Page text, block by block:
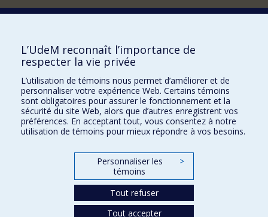
Comment soutenir le Département?
BESOIN D'AIDE?
Plan du site
Signaler une erreur
Accessibilité
FACULTÉ DES ARTS ET DES SCIENCES
Nos départements et écoles
L’UdeM reconnaît l’importance de
respecter la vie privée
L’utilisation de témoins nous permet d’améliorer et de
personnaliser votre expérience Web. Certains témoins
sont obligatoires pour assurer le fonctionnement et la
sécurité du site Web, alors que d’autres enregistrent vos
préférences. En acceptant tout, vous consentez à notre
utilisation de témoins pour mieux répondre à vos besoins.
Personnaliser les
témoins
>
Tout refuser
Tout accepter